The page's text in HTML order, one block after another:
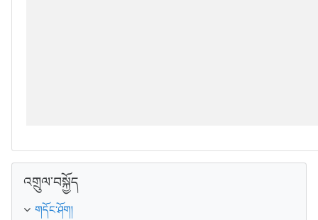
འགྲུལ་བསྐྱོད་གོམ་འགྱོ།
འགྲུལ་བསྐྱོད
གདོང་ཤོག།